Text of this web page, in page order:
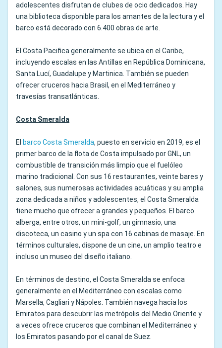
adolescentes disfrutan de clubes de ocio dedicados. Hay
una biblioteca disponible para los amantes de la lectura y el
barco está decorado con 6.400 obras de arte.
El Costa Pacifica generalmente se ubica en el Caribe,
incluyendo escalas en las Antillas en República Dominicana,
Santa Lucí, Guadalupe y Martinica. También se pueden
ofrecer cruceros hacia Brasil, en el Mediterráneo y
travesías transatlánticas.
Costa Smeralda
El barco Costa Smeralda, puesto en servicio en 2019, es el
primer barco de la flota de Costa impulsado por GNL, un
combustible de transición más limpio que el fuelóleo
marino tradicional. Con sus 16 restaurantes, veinte bares y
salones, sus numerosas actividades acuáticas y su amplia
zona dedicada a niños y adolescentes, el Costa Smeralda
tiene mucho que ofrecer a grandes y pequeños. El barco
alberga, entre otros, un mini-golf, un gimnasio, una
discoteca, un casino y un spa con 16 cabinas de masaje. En
términos culturales, dispone de un cine, un amplio teatro e
incluso un museo del diseño italiano.
En términos de destino, el Costa Smeralda se enfoca
generalmente en el Mediterráneo con escalas como
Marsella, Cagliari y Nápoles. También navega hacia los
Emiratos para descubrir las metrópolis del Medio Oriente y
a veces ofrece cruceros que combinan el Mediterráneo y
los Emiratos pasando por el canal de Suez.